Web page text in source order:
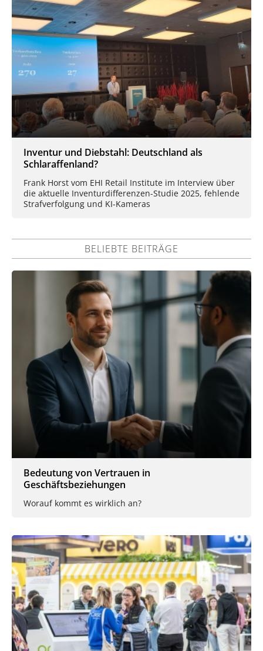
Inventur und Diebstahl: Deutschland als
Schlaraffenland?
Frank Horst vom EHI Retail Institute im Interview über
die aktuelle Inventurdifferenzen-Studie 2025, fehlende
Strafverfolgung und KI-Kameras
BELIEBTE BEITRÄGE
Bedeutung von Vertrauen in
Geschäftsbeziehungen
Worauf kommt es wirklich an?